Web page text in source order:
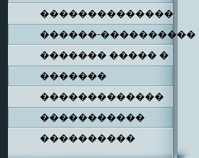
��������������
������-����������
������� ����� �
�������
�������������
�����������
����������